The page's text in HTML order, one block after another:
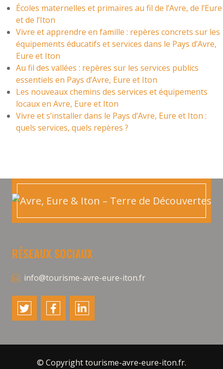
Écoles maternelles et primaires au fil de l’Avre, de l’Eure
et de l’Iton
Vivre et apprendre en famille : repères concrets sur les
équipements éducatifs et services dans le Pays d’Avre,
Eure et Iton
Au fil des vallées : repères sur les services publics
essentiels en Pays d’Avre, Eure et Iton
Les nouveaux chemins des services et équipements
locaux en Avre, Eure et Iton
Vivre et s’installer dans le Pays d’Avre, Eure et Iton :
quels services, quels repères ?
RÉSEAUX SOCIAUX
info@tourisme-avre-eure-iton.fr
© Copyright tourisme-avre-eure-iton.fr.